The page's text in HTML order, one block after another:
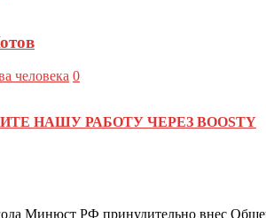
человека 0
НАШУ РАБОТУ ЧЕРЕЗ BOOSTY
Минюст РФ принудительно внес